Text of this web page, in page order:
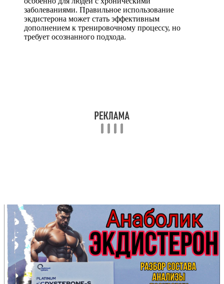
заболеваниями. Правильное использование
экдистерона может стать эффективным
дополнением к тренировочному процессу, но
требует осознанного подхода.